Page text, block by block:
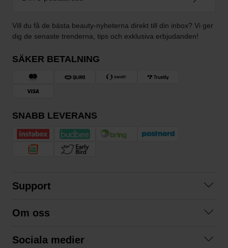
Vill du få de bästa beauty-nyheterna direkt till din inbox? Vi ger
dig de senaste trenderna, tips och exklusiva erbjudanden!
SÄKER BETALNING
SNABB LEVERANS
Support
Köpvillkor
Om oss
Sociala medier